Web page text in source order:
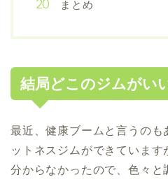
まとめ
結局どこのジムがい
最近、健康ブームと言うのも
ットネスジムができていま
分からなかったので、色々と